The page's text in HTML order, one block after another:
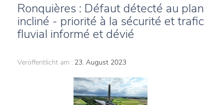
Ronquières : Défaut détecté au plan
incliné - priorité à la sécurité et trafic
fluvial informé et dévié
Veröffentlicht am : 23. August 2023